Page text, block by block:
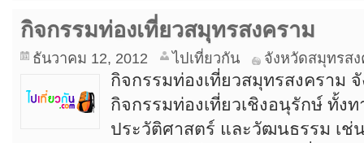
กิจกรรมท่องเที่ยวสมุทรสงคราม
ธันวาคม 12, 2012 ไปเที่ยวกัน จังหวัดสมุทรส
กิจกรรมท่องเที่ยวสมุทรสงคราม
กิจกรรมท่องเที่ยวเชิงอนุรักษ์ ทั้ง
ประวัติศาสตร์ และวัฒนธรรม เช่